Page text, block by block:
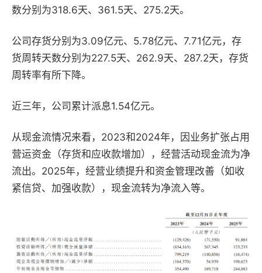
数分别为318.6天、361.5天、275.2天。
公司存货分别为3.09亿元、5.78亿元、7.71亿元，存
货周转天数分别为227.5天、262.9天、287.2天，存货
周转率有所下降。
近三年，公司累计派息1.54亿元。
从现金流情况来看，2023和2024年，因业务扩张占用
营运资金（存货和应收款增加），经营活动现金流为净
流出。2025年，经营业绩提升和资金管理改善（如收
紧信贷、加强收款），现金流转为净流入等。